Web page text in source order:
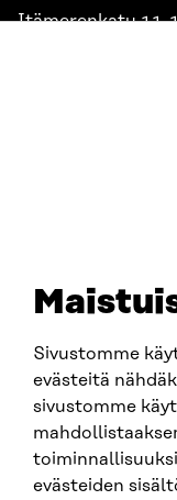
Sivustomme
evästeitä
sivustomme
evästeiden
Itämerenkatu 11-
SITRA SOSIAALISESSA
LinkedIn
Instagram
YouTube